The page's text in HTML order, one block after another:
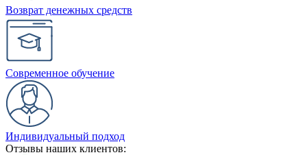
Возврат денежных средств
Современное обучение
Индивидуальный подход
Отзывы наших клиентов: